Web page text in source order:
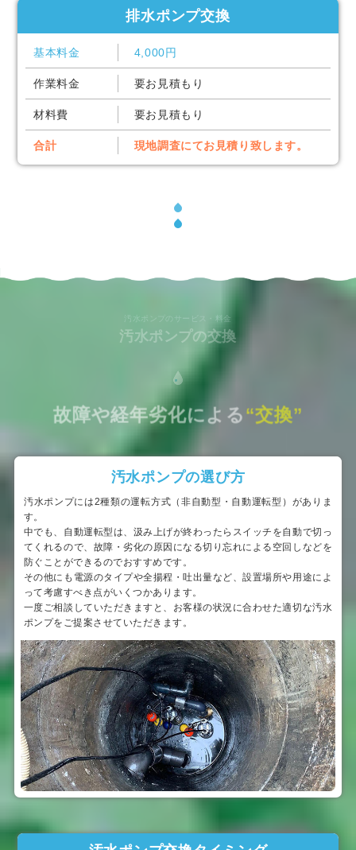
排水ポンプ交換
基本料金 4,000円
作業料金 要お見積もり
材料費 要お見積もり
合計 現地調査にてお見積り致します。
汚水ポンプのサービス・料金
汚水ポンプの交換
故障や経年劣化による“交換”
汚水ポンプの選び方
汚水ポンプには2種類の運転方式（非自動型・自動運転型）がありま
す。
中でも、自動運転型は、汲み上げが終わったらスイッチを自動で切っ
てくれるので、故障・劣化の原因になる切り忘れによる空回しなどを
防ぐことができるのでおすすめです。
その他にも電源のタイプや全揚程・吐出量など、設置場所や用途によ
って考慮すべき点がいくつかあります。
一度ご相談していただきますと、お客様の状況に合わせた適切な汚水
ポンプをご提案させていただきます。